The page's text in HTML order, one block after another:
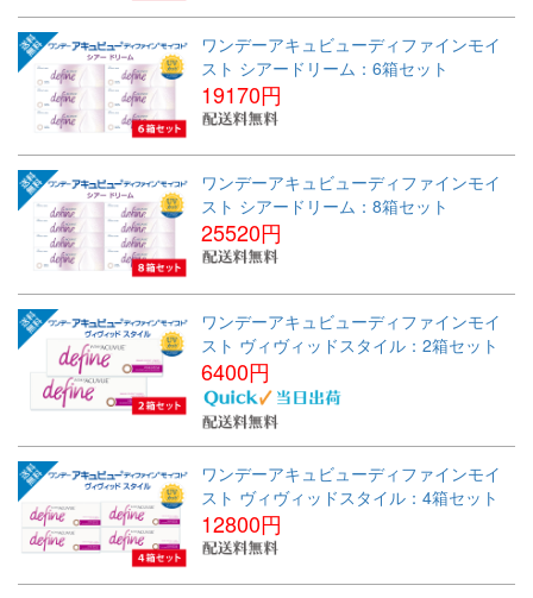
ワンデーアキュビューディファインモイ
スト シアードリーム：6箱セット
19170円
ワンデーアキュビューディファインモイ
スト シアードリーム：8箱セット
25520円
ワンデーアキュビューディファインモイ
スト ヴィヴィッドスタイル：2箱セット
6400円
ワンデーアキュビューディファインモイ
スト ヴィヴィッドスタイル：4箱セット
12800円